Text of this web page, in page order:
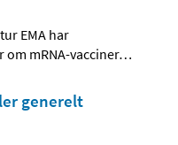
EMA har
mRNA-vacciner…
generelt